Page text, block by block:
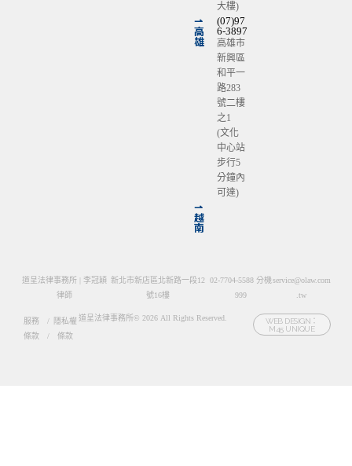
大樓)
⇀
高
雄
(07)97
6-3897
高雄市
新興區
和平一
路283
號二樓
之1
(文化
中心站
步行5
分鐘內
可達)
⇀
越
南
道呈法律事務所 | 李冠穎
律師
新北市新店區北新路一段12
號16樓
02-7704-5588 分機
999
service@olaw.com
.tw
服務
條款
/
/
隱私權
條款
道呈法律事務所© 2026 All Rights Reserved.
WEB DESIGN：
M45 UNIQUE